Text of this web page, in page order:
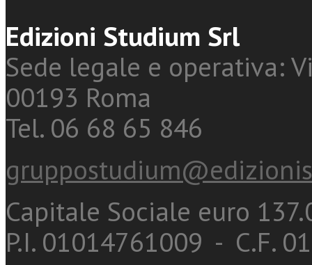
Edizioni Studium Srl
Sede legale e operativa:
00193 Roma
Tel. 06 68 65 846
Capitale Sociale euro
P.I. 01014761009 - C.F.